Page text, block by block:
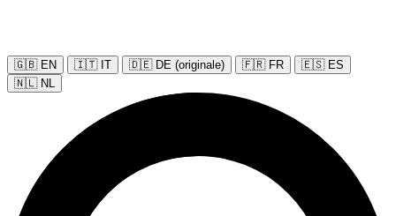
🇬🇧 EN 🇮🇹 IT 🇩🇪 DE (originale) 🇫🇷 FR
🇪🇸 ES
🇳🇱 NL